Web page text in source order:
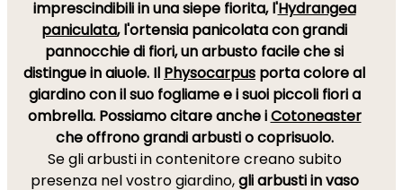
imprescindibili in una siepe fiorita, l'Hydrangea
paniculata, l'ortensia panicolata con grandi
pannocchie di fiori, un arbusto facile che si
distingue in aiuole. Il Physocarpus porta colore al
giardino con il suo fogliame e i suoi piccoli fiori a
ombrella. Possiamo citare anche iCotoneaster
che offrono grandi arbusti o coprisuolo.
Se gli arbusti in contenitore creano subito
presenza nel vostro giardino,gli arbusti in vaso